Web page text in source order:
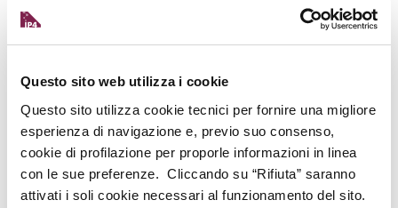
Questo sito web utilizza i cookie
Questo sito utilizza cookie tecnici per fornire una migliore
esperienza di navigazione e, previo suo consenso,
cookie di profilazione per proporle informazioni in linea
con le sue preferenze. Cliccando su “Rifiuta” saranno
attivati i soli cookie necessari al funzionamento del sito.
momento.
«L’esperienzialità è il valore che rende unica la
nostra offerta formativa: è ciò che consente di
Marco Pasquin , Training Manager di LEF. Quando
si lavora su casi aziendali reali e si ricreano
scenari che il team riconosce come propri, il vero
risultato è che ogni partecipante rientra in